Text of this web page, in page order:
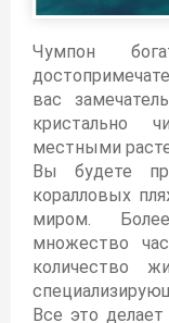
Чумпон
вас
кристально
местными
Вы будете
коралловых
миром.
множество
количество
Все это